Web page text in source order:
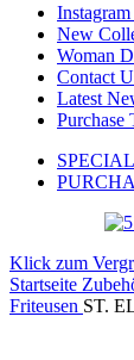
New
Woman
Contact
Latest
Purchase
Klick zum
Startseite
Friteusen ST.